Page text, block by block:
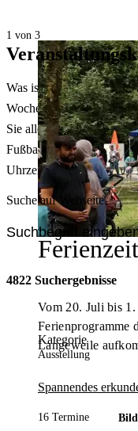
Ferienzeit
Vom 20. Juli bis 1.
Ferienprogramme
Langeweile
Spannendes
1 von 3
Was ist heute in
Wochenende? Im
Sie alle Events – von der
Fußballspiel bis zum
Uhrzeit, Ort oder Art der
Suche auf Webseite
4822 Suchergebnisse
Kategorie
Ausstellung
16 Termine